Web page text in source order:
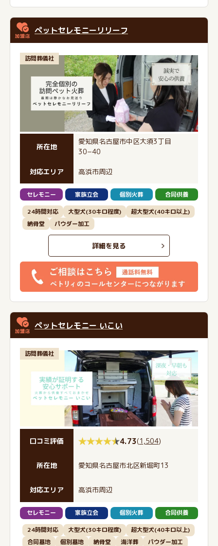
ペットセレモニーリリーフ
訪問葬儀社
所在地
愛知県名古屋市中区大須3丁目
30−40
対応エリア 高浜市周辺
セレモニー 家族立会 個別火葬 合同供養
24時間対応 大型犬(30キロ程度)
超大型犬(40キロ以上)
納骨堂
パウダー加工
詳細を見る
ペットセレモニー いこい
訪問葬儀社
口コミ評価 4.73(1,504)
所在地 愛知県名古屋市北区新堀町13
対応エリア 高浜市周辺
セレモニー 家族立会 個別火葬 合同供養
24時間対応 大型犬(30キロ程度)
超大型犬(40キロ以上)
合同墓地
個別墓地 納骨堂 海洋葬 パウダー加工